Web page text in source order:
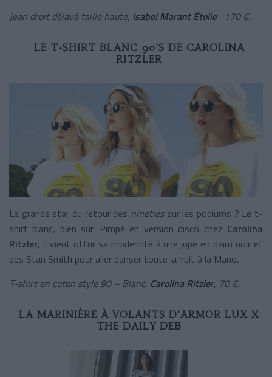
Jean droit délavé taille haute, Isabel Marant Étoile, 170 €.
LE T-SHIRT BLANC 90’S DE CAROLINA
RITZLER
La grande star du retour des ninetiessur les podiums ? Le t-
shirt blanc, bien sûr. Pimpé en version disco chez Carolina
Ritzler, il vient offrir sa modernité à une jupe en daim noir et
des Stan Smith pour aller danser toute la nuit à la Mano.
T-shirt en coton style 90 – Blanc, Carolina Ritzler, 70 €.
LA MARINIÈRE À VOLANTS D’ARMOR LUX X
THE DAILY DEB